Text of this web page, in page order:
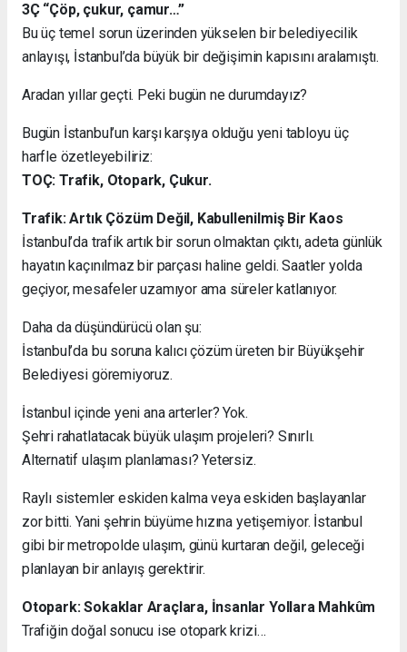
3Ç “Çöp, çukur, çamur…”
Bu üç temel sorun üzerinden yükselen bir belediyecilik
anlayışı, İstanbul’da büyük bir değişimin kapısını aralamıştı.
Aradan yıllar geçti. Peki bugün ne durumdayız?
Bugün İstanbul’un karşı karşıya olduğu yeni tabloyu üç
harfle özetleyebiliriz:
TOÇ: Trafik, Otopark, Çukur.
Trafik: Artık Çözüm Değil, Kabullenilmiş Bir Kaos
İstanbul’da trafik artık bir sorun olmaktan çıktı, adeta günlük
hayatın kaçınılmaz bir parçası haline geldi. Saatler yolda
geçiyor, mesafeler uzamıyor ama süreler katlanıyor.
Daha da düşündürücü olan şu:
İstanbul’da bu soruna kalıcı çözüm üreten bir Büyükşehir
Belediyesi göremiyoruz.
İstanbul içinde yeni ana arterler? Yok.
Şehri rahatlatacak büyük ulaşım projeleri? Sınırlı.
Alternatif ulaşım planlaması? Yetersiz.
Raylı sistemler eskiden kalma veya eskiden başlayanlar
zor bitti. Yani şehrin büyüme hızına yetişemiyor. İstanbul
gibi bir metropolde ulaşım, günü kurtaran değil, geleceği
planlayan bir anlayış gerektirir.
Otopark: Sokaklar Araçlara, İnsanlar Yollara Mahkûm
Trafiğin doğal sonucu ise otopark krizi…